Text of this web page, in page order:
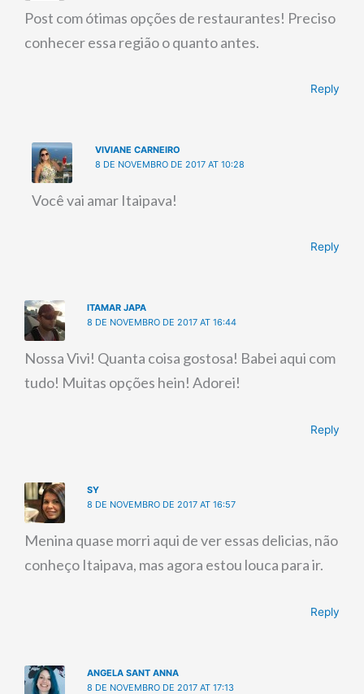
Post com ótimas opções de restaurantes! Preciso
conhecer essa região o quanto antes.
Reply
VIVIANE CARNEIRO
8 DE NOVEMBRO DE 2017 AT 10:28
Você vai amar Itaipava!
Reply
ITAMAR JAPA
8 DE NOVEMBRO DE 2017 AT 16:44
Nossa Vivi! Quanta coisa gostosa! Babei aqui com
tudo! Muitas opções hein! Adorei!
Reply
SY
8 DE NOVEMBRO DE 2017 AT 16:57
Menina quase morri aqui de ver essas delicias, não
conheço Itaipava, mas agora estou louca para ir.
Reply
ANGELA SANT ANNA
8 DE NOVEMBRO DE 2017 AT 17:13